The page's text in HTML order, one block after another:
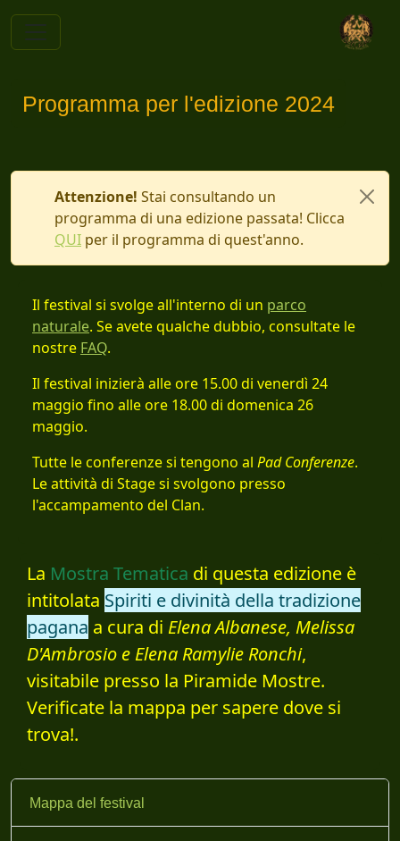
Programma per l'edizione 2024
Attenzione! Stai consultando un
programma di una edizione passata! Clicca
QUI per il programma di quest'anno.
Il festival si svolge all'interno di un parco
naturale. Se avete qualche dubbio, consultate le
nostre FAQ.
Il festival inizierà alle ore 15.00 di venerdì 24
maggio fino alle ore 18.00 di domenica 26
maggio.
Tutte le conferenze si tengono al Pad Conferenze.
Le attività di Stage si svolgono presso
l'accampamento del Clan.
La Mostra Tematica di questa edizione è
intitolata Spiriti e divinità della tradizione
pagana a cura di Elena Albanese, Melissa
D'Ambrosio e Elena Ramylie Ronchi,
visitabile presso la Piramide Mostre.
Verificate la mappa per sapere dove si
trova!.
Mappa del festival